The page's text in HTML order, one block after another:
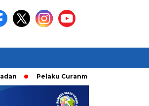
Pelaku Curanmor diringkusi Unit Ranmor